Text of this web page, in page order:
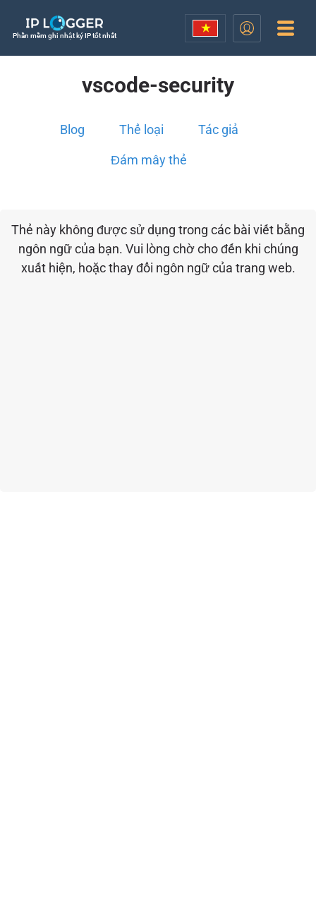
Phần mềm ghi nhật ký IP tốt nhất
vscode-security
Blog Thể loại Tác giả
Đám mây thẻ